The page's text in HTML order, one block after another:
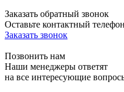
Заказать обратный звонок
Оставьте контактный
Заказать звонок
Позвонить нам
Наши менеджеры ответят
на все интересующие